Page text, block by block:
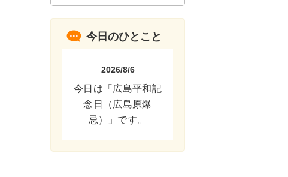
今日のひとこと
2026/8/6
今日は「広島平和記
念日（広島原爆
忌）」です。